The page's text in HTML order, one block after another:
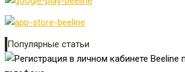
Популярные статьи